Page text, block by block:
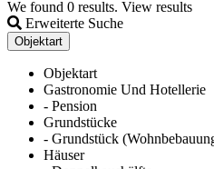
We found 0 results. View results
Erweiterte Suche
Objektart
Objektart
Gastronomie Und Hotellerie
- Pension
Grundstücke
- Grundstück
Häuser